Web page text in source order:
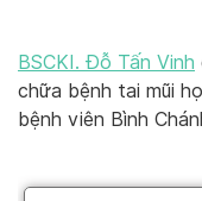
BSCKI. Đỗ Tấn Vinh
chữa bệnh tai mũi
bệnh viên Bình